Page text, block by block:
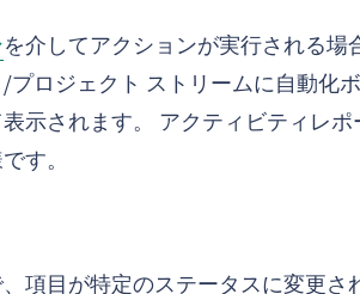
を介してアクションが実行される場
プロジェクト ストリームに自動化
示されます。 アクティビティレポ
す。
項目が特定のステータスに変更さ